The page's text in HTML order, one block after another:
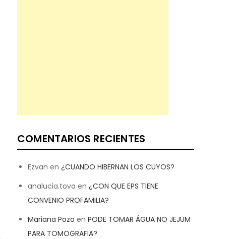
COMENTARIOS RECIENTES
Ezvan en ¿CUANDO HIBERNAN LOS CUYOS?
analucia.tova en ¿CON QUE EPS TIENE
CONVENIO PROFAMILIA?
Mariana Pozo en PODE TOMAR ÁGUA NO JEJUM
PARA TOMOGRAFIA?